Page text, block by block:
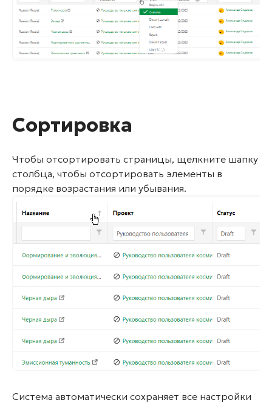
Сортировка
Чтобы отсортировать страницы, щелкните шапку
столбца, чтобы отсортировать элементы в
порядке возрастания или убывания.
Система автоматически сохраняет все настройки